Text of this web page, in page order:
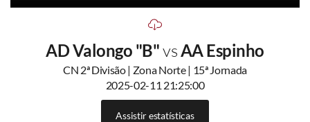
AD Valongo "B"vsAA Espinho
CN 2ª Divisão | Zona Norte | 15ª Jornada
2025-02-11 21:25:00
Assistir estatísticas